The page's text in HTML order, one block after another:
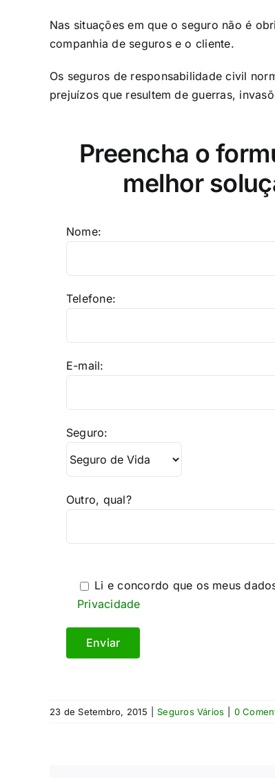
Nas situações em que o seguro não é
companhia de seguros e o cliente.​
Os seguros de responsabilidade civil
prejuízos que resultem de guerras,
Preencha o
melhor
Nome:
Telefone:
E-mail:
Seguro:
Outro, qual?
Li e concordo que os meus
Privacidade
23 de Setembro, 2015 Seguros Vários 0